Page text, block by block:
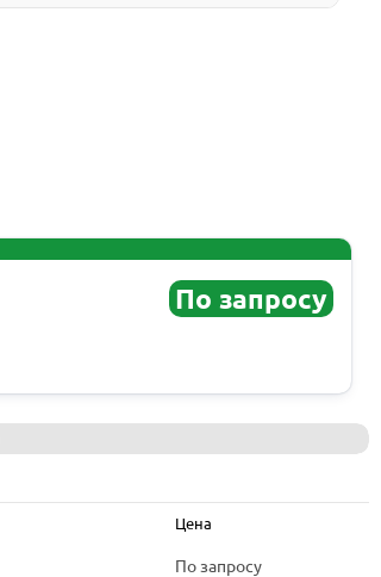
По запросу
Цена
По запросу